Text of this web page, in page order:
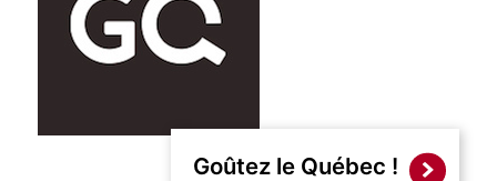
Goûtez le Québec !